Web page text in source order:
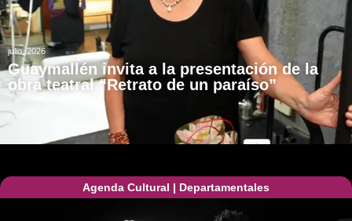
julio, 2026
Guaymallén invita a la presentación de la
obra teatral “Retrato de un paraíso”
Agenda Cultural | Departamentales